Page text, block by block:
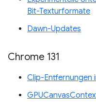
Bit-Texturformate
Dawn-Updates
Chrome 131
Clip-Entfernungen